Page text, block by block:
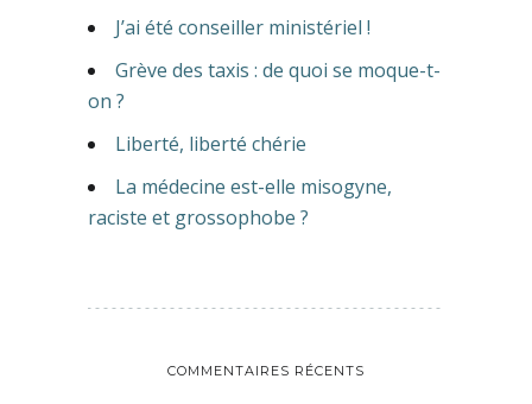
J’ai été conseiller ministériel !
Grève des taxis : de quoi se moque-t-
on ?
Liberté, liberté chérie
La médecine est-elle misogyne,
raciste et grossophobe ?
COMMENTAIRES RÉCENTS